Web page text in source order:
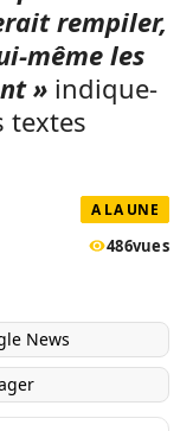
rempiler,
même les
» indique-
textes
A LA UNE
486vues
News